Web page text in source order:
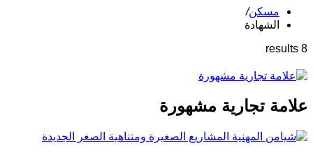
مسكن/
الشهادة
8 results
علامة تجارية مشهورة